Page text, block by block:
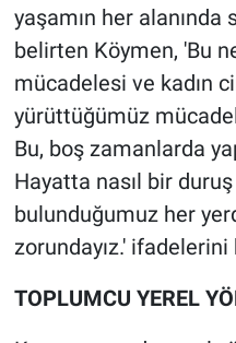
yaşamın her
belirten Köymen, 'Bu
mücadelesi ve kadın
yürüttüğümüz
Bu, boş zamanlarda
Hayatta nasıl bir
bulunduğumuz her
zorundayız.' ifadelerini
TOPLUMCU YEREL